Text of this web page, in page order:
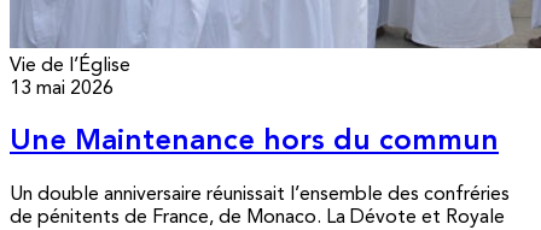
Vie de l’Église
13 mai 2026
Une Maintenance hors du commun
Un double anniversaire réunissait l’ensemble des confréries
de pénitents de France, de Monaco. La Dévote et Royale